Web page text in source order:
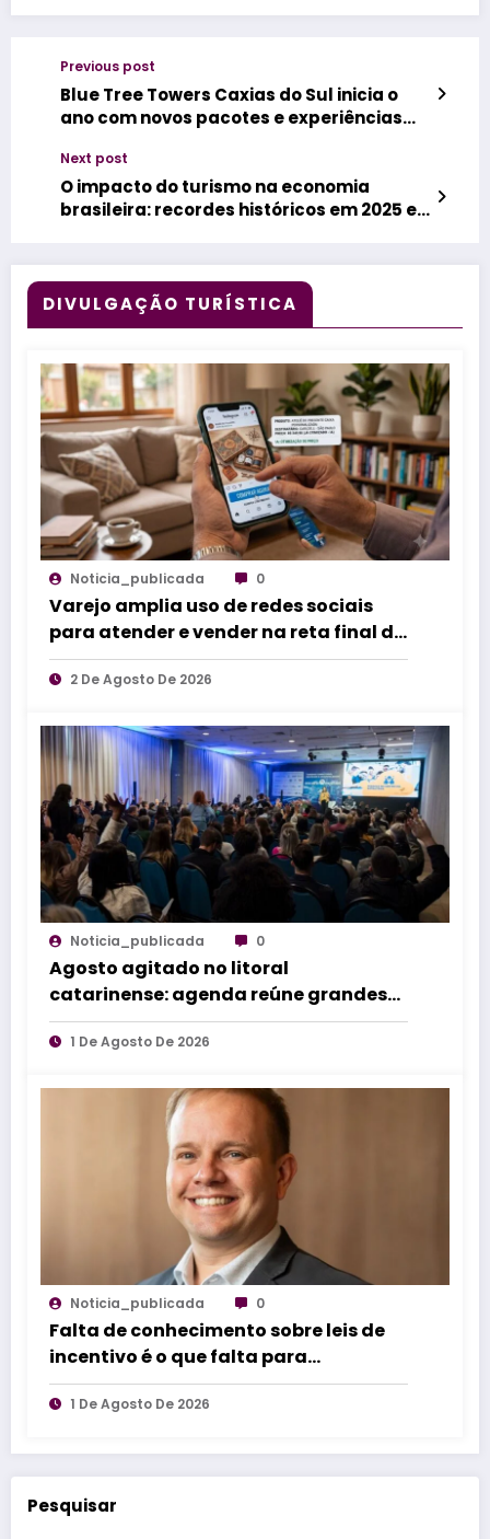
Previous post
Blue Tree Towers Caxias do Sul inicia o
ano com novos pacotes e experiências
hóspedes
Next post
O impacto do turismo na economia
brasileira: recordes históricos em 2025 e
DIVULGAÇÃO TURÍSTICA
Noticia_publicada 0
Varejo amplia uso de redes sociais
para atender e vender na reta final do
Dia dos Pais
2 De Agosto De 2026
Noticia_publicada 0
Agosto agitado no litoral
catarinense: agenda reúne grandes
eventos de norte a sul do estado
1 De Agosto De 2026
Noticia_publicada 0
Falta de conhecimento sobre leis de
incentivo é o que falta para
impulsionar inovação industrial
1 De Agosto De 2026
Pesquisar